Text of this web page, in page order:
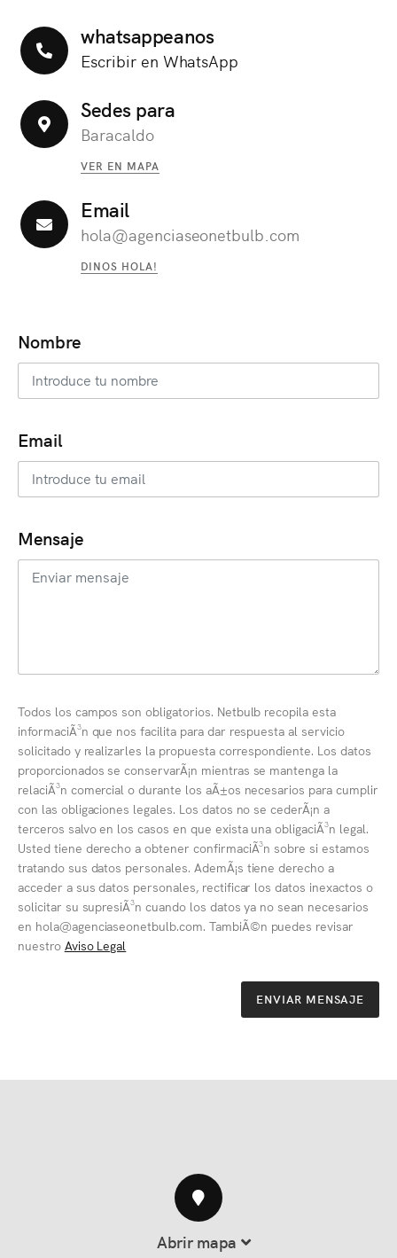
whatsappeanos
Escribir en WhatsApp
Sedes para
Baracaldo
VER EN MAPA
Email
hola@agenciaseonetbulb.com
DINOS HOLA!
Nombre
Email
Mensaje
Todos los campos son obligatorios. Netbulb recopila esta
informaciÃ³n que nos facilita para dar respuesta al servicio
solicitado y realizarles la propuesta correspondiente. Los datos
proporcionados se conservarÃ¡n mientras se mantenga la
relaciÃ³n comercial o durante los aÃ±os necesarios para cumplir
con las obligaciones legales. Los datos no se cederÃ¡n a
terceros salvo en los casos en que exista una obligaciÃ³n legal.
Usted tiene derecho a obtener confirmaciÃ³n sobre si estamos
tratando sus datos personales. AdemÃ¡s tiene derecho a
acceder a sus datos personales, rectificar los datos inexactos o
solicitar su supresiÃ³n cuando los datos ya no sean necesarios
en hola@agenciaseonetbulb.com. TambiÃ©n puedes revisar
nuestro Aviso Legal
ENVIAR MENSAJE
Abrir mapa